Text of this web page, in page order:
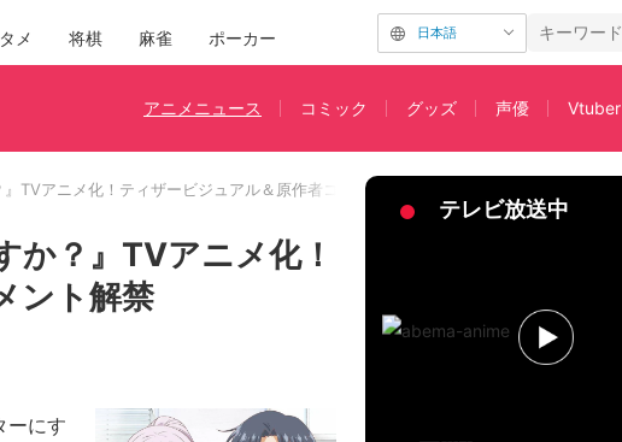
メ 将棋 麻雀 ポーカー 日本語
アニメニュース コミック グッズ 声優 Vtuber
TVアニメ化！ティザービジュアル＆原作者コメント解禁
か？』TVアニメ化！
ント解禁
ーにす
テレビ放送中